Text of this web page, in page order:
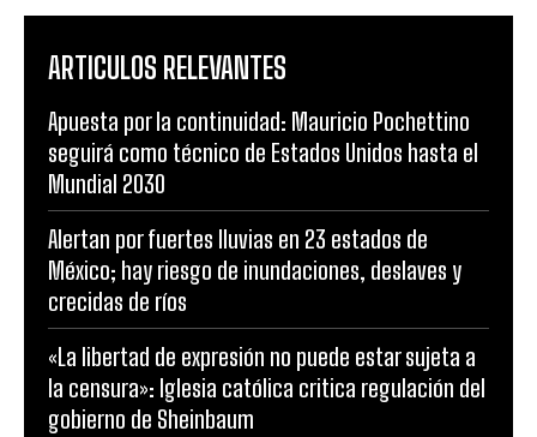
ARTICULOS RELEVANTES
Apuesta por la continuidad: Mauricio Pochettino
seguirá como técnico de Estados Unidos hasta el
Mundial 2030
Alertan por fuertes lluvias en 23 estados de
México; hay riesgo de inundaciones, deslaves y
crecidas de ríos
«La libertad de expresión no puede estar sujeta a
la censura»: Iglesia católica critica regulación del
gobierno de Sheinbaum